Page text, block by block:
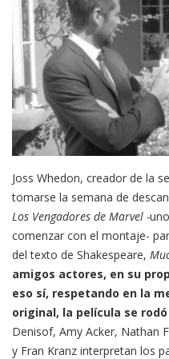
Joss Whedon, creador de la
tomarse la semana de
Los Vengadores de Marvel -
comenzar con el montaje-
del texto de Shakespeare,
amigos actores, en su
eso sí, respetando en la
original, la película se
Denisof, Amy Acker, Nathan
y Fran Kranz interpretan los